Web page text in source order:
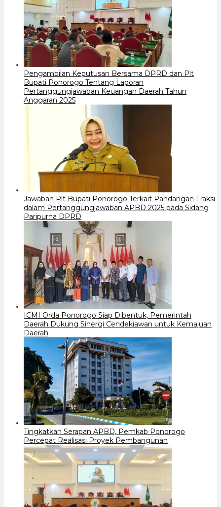
Pengambilan Keputusan Bersama DPRD dan Plt
Bupati Ponorogo Tentang Laporan
Pertanggungjawaban Keuangan Daerah Tahun
Anggaran 2025
Jawaban Plt Bupati Ponorogo Terkait Pandangan Fraksi
dalam Pertanggungjawaban APBD 2025 pada Sidang
Paripurna DPRD
ICMI Orda Ponorogo Siap Dibentuk, Pemerintah
Daerah Dukung Sinergi Cendekiawan untuk Kemajuan
Daerah
Tingkatkan Serapan APBD, Pemkab Ponorogo
Percepat Realisasi Proyek Pembangunan